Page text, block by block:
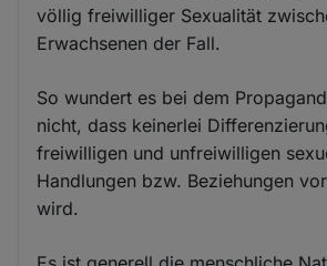
völlig freiwilliger Sexualität
Erwachsenen der Fall.
So wundert es bei dem
nicht, dass keinerlei
freiwilligen und unfreiwilligen
Handlungen bzw. Beziehungen
wird.